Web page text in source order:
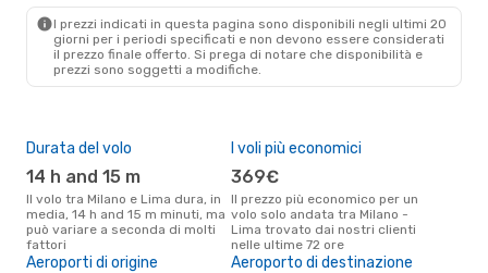
I prezzi indicati in questa pagina sono disponibili negli ultimi 20
giorni per i periodi specificati e non devono essere considerati
il ​​prezzo finale offerto. Si prega di notare che disponibilità e
prezzi sono soggetti a modifiche.
Durata del volo
14 h and 15 m
Il volo tra Milano e Lima dura, in
media, 14 h and 15 m minuti, ma
può variare a seconda di molti
fattori
I voli più economici
369€
Il prezzo più economico per un
volo solo andata tra Milano -
Lima trovato dai nostri clienti
nelle ultime 72 ore
Aeroporti di origine Aeroporto di destinazione